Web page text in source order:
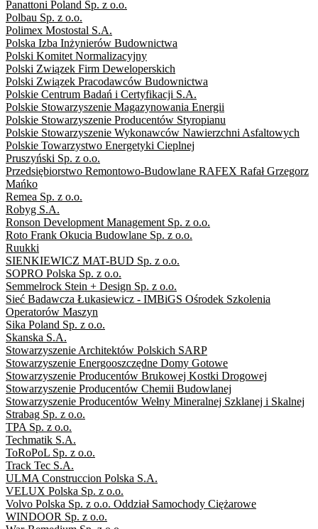
Panattoni Poland Sp. z o.o.
Polbau Sp. z o.o.
Polimex Mostostal S.A.
Polska Izba Inżynierów Budownictwa
Polski Komitet Normalizacyjny
Polski Związek Firm Deweloperskich
Polski Związek Pracodawców Budownictwa
Polskie Centrum Badań i Certyfikacji S.A.
Polskie Stowarzyszenie Magazynowania Energii
Polskie Stowarzyszenie Producentów Styropianu
Polskie Stowarzyszenie Wykonawców Nawierzchni Asfaltowych
Polskie Towarzystwo Energetyki Cieplnej
Pruszyński Sp. z o.o.
Przedsiębiorstwo Remontowo-Budowlane RAFEX Rafał Grzegorz
Mańko
Remea Sp. z o.o.
Robyg S.A.
Ronson Development Management Sp. z o.o.
Roto Frank Okucia Budowlane Sp. z o.o.
Ruukki
SIENKIEWICZ MAT-BUD Sp. z o.o.
SOPRO Polska Sp. z o.o.
Semmelrock Stein + Design Sp. z o.o.
Sieć Badawcza Łukasiewicz - IMBiGS Ośrodek Szkolenia
Operatorów Maszyn
Sika Poland Sp. z o.o.
Skanska S.A.
Stowarzyszenie Architektów Polskich SARP
Stowarzyszenie Energooszczędne Domy Gotowe
Stowarzyszenie Producentów Brukowej Kostki Drogowej
Stowarzyszenie Producentów Chemii Budowlanej
Stowarzyszenie Producentów Wełny Mineralnej Szklanej i Skalnej
Strabag Sp. z o.o.
TPA Sp. z o.o.
Techmatik S.A.
ToRoPoL Sp. z o.o.
Track Tec S.A.
ULMA Construccion Polska S.A.
VELUX Polska Sp. z o.o.
Volvo Polska Sp. z o.o. Oddział Samochody Ciężarowe
WINDOOR Sp. z o.o.